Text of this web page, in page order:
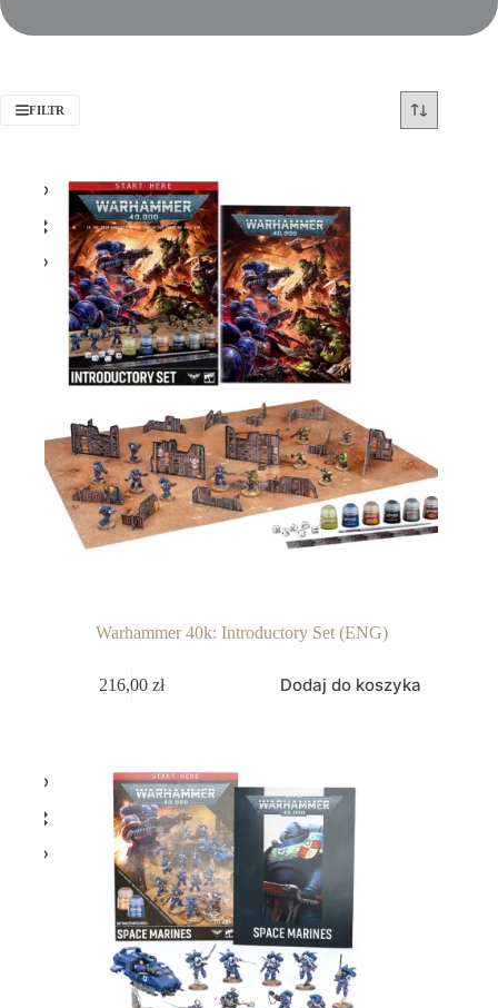
FILTR
Warhammer 40k: Introductory Set (ENG)
216,00zł Dodaj do koszyka